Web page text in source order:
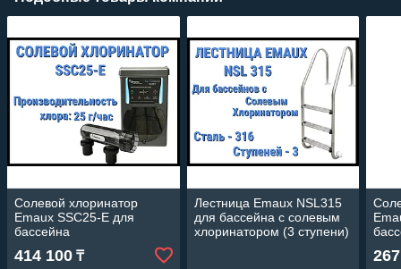
Солевой хлоринатор
Emaux SSC25-E для
бассейна
(Производительность 25 г/
час)
414 100 ₸
Лестница Emaux NSL315
для бассейна с солевым
хлоринатором (3 ступени)
час)